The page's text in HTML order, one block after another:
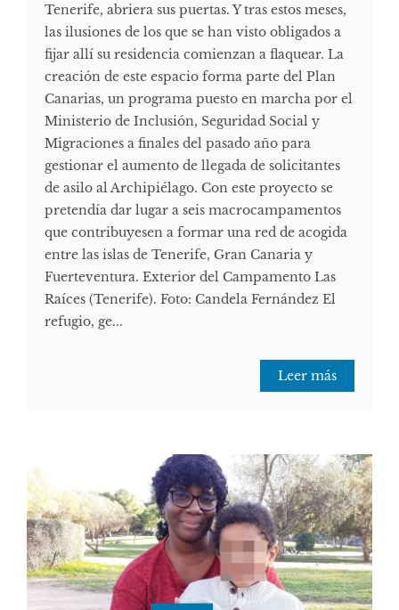
Tenerife, abriera sus puertas. Y tras estos meses,
las ilusiones de los que se han visto obligados a
fijar allí su residencia comienzan a flaquear. La
creación de este espacio forma parte del Plan
Canarias, un programa puesto en marcha por el
Ministerio de Inclusión, Seguridad Social y
Migraciones a finales del pasado año para
gestionar el aumento de llegada de solicitantes
de asilo al Archipiélago. Con este proyecto se
pretendía dar lugar a seis macrocampamentos
que contribuyesen a formar una red de acogida
entre las islas de Tenerife, Gran Canaria y
Fuerteventura. Exterior del Campamento Las
Raíces (Tenerife). Foto: Candela Fernández El
refugio, ge...
Leer más